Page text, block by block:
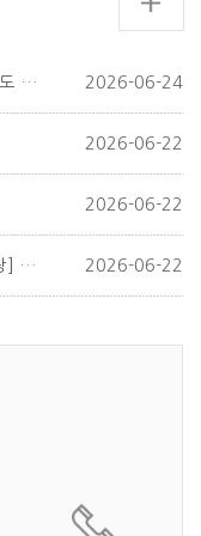
2026년 상반기 한국공공조직은행 인지도 조사 2026-06-24
2026-06-22
2026-06-22
재단법인 한국공공조직은행 임원[은행장] 공개모집 2026-06-22